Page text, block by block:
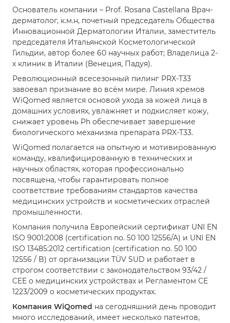
Основатель компании – Prof. Rosana Castellana Врач-
дерматолог, к.м.н, почетный председатель Общества
Инновационной Дерматологии Италии, заместитель
председателя Итальянской Косметологической
Гильдии, автор более 60 научных работ; Владелица 2-
х клиник в Италии (Венеция, Падуя).
Революционный всесезонный пилинг PRX-T33
завоевал признание во всём мире. Линия кремов
WiQomed является основой ухода за кожей лица в
домашних условиях, увлажняет и подкисляет кожу,
снижает уровень Ph обеспечивает завершение
биологического механизма препарата PRX-T33.
WiQomed полагается на опытную и мотивированную
команду, квалифицированную в технических и
научных областях, которая профессионально
посвящена, чтобы гарантировать полное
соответствие требованиям стандартов качества
медицинских устройств и косметических отраслей
промышленности.
Компания получила Европейский сертификат UNI EN
ISO 9001:2008 (certification no. 50 100 12556/A) и UNI EN
ISO 13485:2012 certification (certification no. 50 100
12556 / B) от организации TÜV SUD и работает в
строгом соответствии с законодательством 93/42 /
CEE о медицинских устройствах и Регламентом CE
1223/2009 о косметических продуктах.
Компания WiQomed на сегодняшний день проводит
много исследований, имеет несколько патентов,